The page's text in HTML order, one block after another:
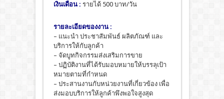
เงินเดือน : รายได้ 500 บาท/วัน
รายละเอียดของงาน :
– แนะนำ ประชาสัมพันธ์ ผลิตภัณฑ์ และ
บริการให้กับลูกค้า
– จัดบูทกิจกรรมส่งเสริมการขาย
– ปฏิบัติงานที่ได้รับมอบหมายให้บรรลุเป้า
หมายตามที่กำหนด
– ประสานงานกับหน่วยงานที่เกี่ยวข้อง เพื่อ
ส่งมอบบริการให้ลูกค้าพึงพอใจสูงสุด